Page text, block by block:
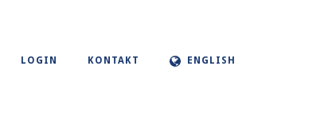
LOGIN KONTAKT ENGLISH